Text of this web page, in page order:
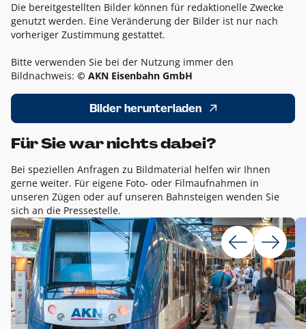
Die bereitgestellten Bilder können für redaktionelle Zwecke
genutzt werden. Eine Veränderung der Bilder ist nur nach
vorheriger Zustimmung gestattet.
Bitte verwenden Sie bei der Nutzung immer den
Bildnachweis: © AKN Eisenbahn GmbH
Bilder herunterladen
Für Sie war nichts dabei?
Bei speziellen Anfragen zu Bildmaterial helfen wir Ihnen
gerne weiter. Für eigene Foto- oder Filmaufnahmen in
unseren Zügen oder auf unseren Bahnsteigen wenden Sie
sich an die Pressestelle.